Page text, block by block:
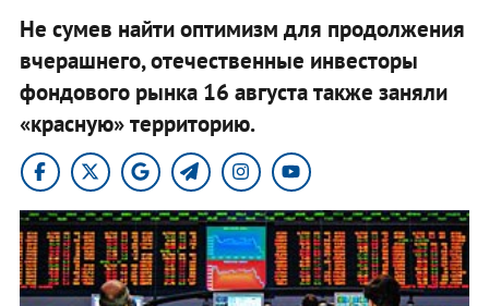
Не сумев найти оптимизм для продолжения
вчерашнего, отечественные инвесторы
фондового рынка 16 августа также заняли
«красную» территорию.